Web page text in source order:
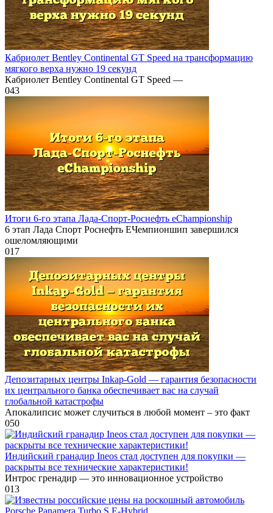
Кабриолет Bentley Continental GT Speed на трансформацию
мягкого верха нужно 19 секунд
Кабриолет Bentley Continental GT Speed —
043
Итоги 6-го этапа Лада-Спорт-Роснефть eChampionship
6 этап Лада Спорт Роснефть ЕЧемпионшип завершился
ошеломляющими
017
Депозитарных центры Inkaр-Gold — гарантия безопасности
их центрального банка обеспечивает вас на случай
глобальной катастрофы
Апокалипсис может случиться в любой момент – это факт
050
Индийский гранадир Ineos стал доступен для покупки —
раскрыты все технические характеристики!
Интрос гренадир — это инновационное устройство
013